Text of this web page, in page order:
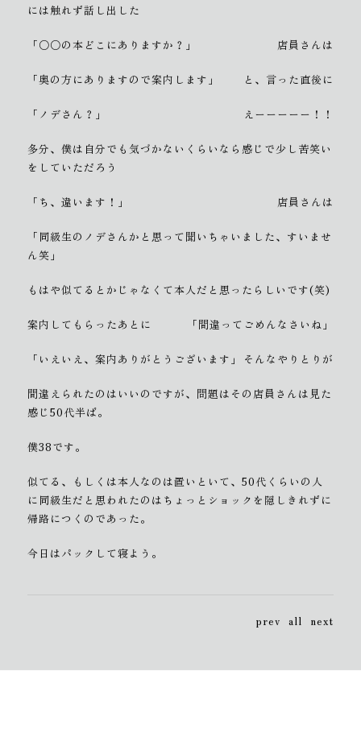
には触れず話し出した
「○○の本どこにありますか？」 店員さんは
「奥の方にありますので案内します」 と、言った直後に
「ノデさん？」 えーーーーー！！
多分、僕は自分でも気づかないくらいなら感じで少し苦笑い
をしていただろう
「ち、違います！」 店員さんは
「同級生のノデさんかと思って聞いちゃいました、すいませ
ん笑」
もはや似てるとかじゃなくて本人だと思ったらしいです(笑)
案内してもらったあとに 「間違ってごめんなさいね」
「いえいえ、案内ありがとうございます」 そんなやりとりが
間違えられたのはいいのですが、問題はその店員さんは見た
感じ50代半ば。
僕38です。
似てる、もしくは本人なのは置いといて、50代くらいの人
に同級生だと思われたのはちょっとショックを隠しきれずに
帰路につくのであった。
今日はパックして寝よう。
prev all next